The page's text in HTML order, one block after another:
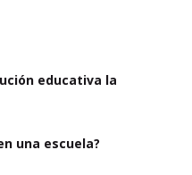
educativa la
una escuela?